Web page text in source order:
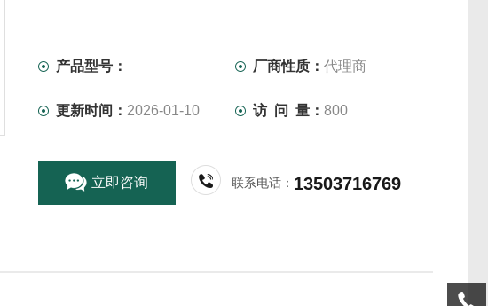
产品型号： 厂商性质：代理商
更新时间： 2026-01-10 访 问 量：800
立即咨询 联系电话： 13503716769